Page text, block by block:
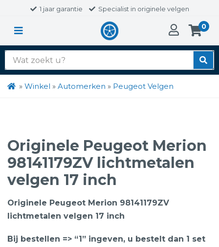
1 jaar garantie Specialist in originele velgen
0
Zoek
naar:
» Winkel » Automerken » Peugeot Velgen
Originele Peugeot Merion
98141179ZV lichtmetalen
velgen 17 inch
Originele Peugeot Merion 98141179ZV
lichtmetalen velgen 17 inch
Bij bestellen => “1” ingeven, u bestelt dan 1 set